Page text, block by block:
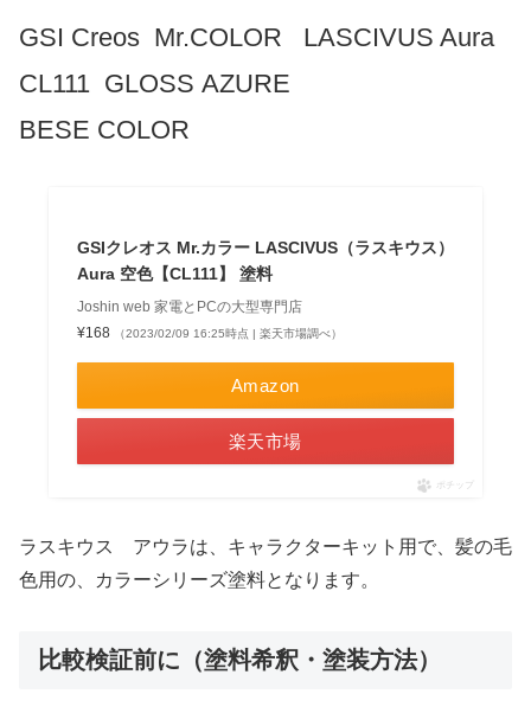
GSI Creos Mr.COLOR LASCIVUS Aura
CL111 GLOSS AZURE
BESE COLOR
GSIクレオス Mr.カラー LASCIVUS（ラスキウス）
Aura 空色【CL111】 塗料
Joshin web 家電とPCの大型専門店
¥168
（2023/02/09 16:25時点 | 楽天市場調べ）
Amazon
楽天市場
ポチップ
ラスキウス アウラは、キャラクターキット用で、髪の毛
色用の、カラーシリーズ塗料となります。
比較検証前に（塗料希釈・塗装方法）